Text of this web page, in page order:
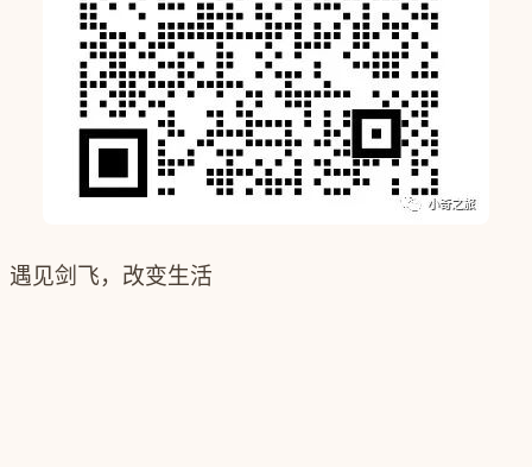
遇见剑飞，改变生活